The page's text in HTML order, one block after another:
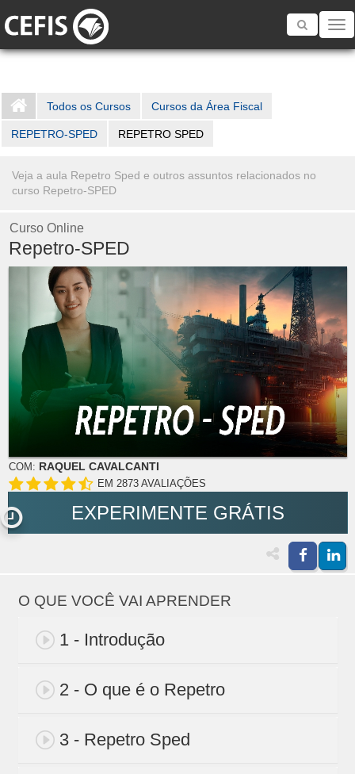
Toggle
Todos os Cursos Cursos da Área Fiscal
REPETRO-SPED REPETRO SPED
Veja a aula Repetro Sped e outros assuntos relacionados no
curso Repetro-SPED
Curso Online
Repetro-SPED
COM: RAQUEL CAVALCANTI
EM 2873 AVALIAÇÕES
EXPERIMENTE GRÁTIS
O QUE VOCÊ VAI APRENDER
1 - Introdução
2 - O que é o Repetro
3 - Repetro Sped